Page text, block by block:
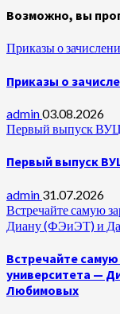
Возможно, вы
Приказы о
Приказы о
admin03.08.2026
Первый выпуск
Первый выпуск
admin 31.07.2026
Встречайте самую
Диану (ФЭиЭТ) и
Встречайте
университета —
Любимовых